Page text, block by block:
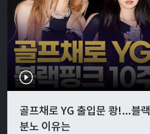
골프채로 YG 출입문 쾅!...블
분노 이유는